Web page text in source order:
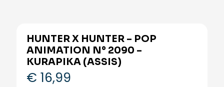
HUNTER X HUNTER – POP
ANIMATION N° 2090 –
KURAPIKA (ASSIS)
€ 16,99